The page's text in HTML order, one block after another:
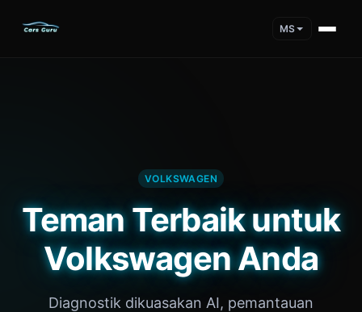
MS
VOLKSWAGEN
Teman Terbaik untuk
Volkswagen Anda
Diagnostik dikuasakan AI, pemantauan